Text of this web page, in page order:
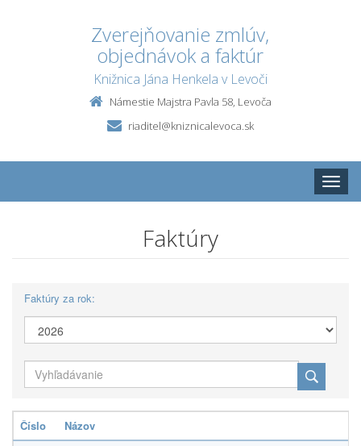
Zverejňovanie zmlúv,
objednávok a faktúr
Knižnica Jána Henkela v Levoči
Námestie Majstra Pavla 58, Levoča
riaditel@kniznicalevoca.sk
Toggle
Faktúry
Faktúry za rok:
Číslo
Názov